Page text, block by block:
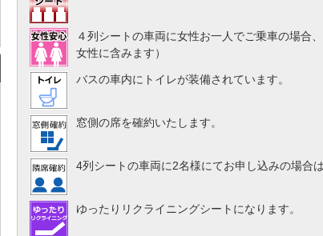
４列シートの車両に女性お一人でご乗車の場合
女性に含みます）
バスの車内にトイレが装備されています。
窓側の席を確約いたします。
4列シートの車両に2名様にてお申し込みの場合
ゆったりリクライニングシートになります。